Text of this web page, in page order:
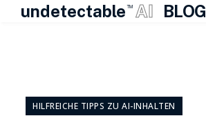
undetectable TM AI BLOG
springenHILFREICHE TIPPS ZU AI-INHALTEN